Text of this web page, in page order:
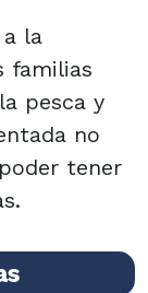
la
familias
pesca y
no
tener